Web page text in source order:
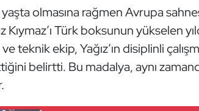
olmasına rağmen Avrupa
Kıymaz’ı Türk boksunun yükselen
teknik ekip, Yağız’ın disiplinli
belirtti. Bu madalya, aynı